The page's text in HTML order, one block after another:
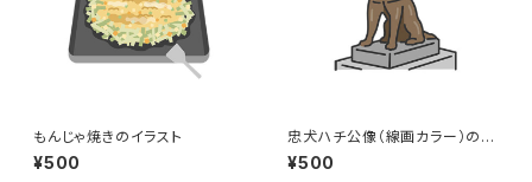
もんじゃ焼きのイラスト
¥500
忠犬ハチ公像（線画カラー）のイ
ラスト
¥500